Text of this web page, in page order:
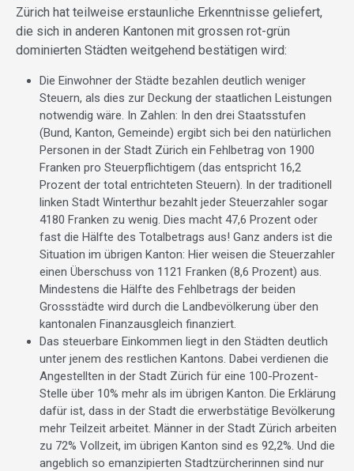
Zürich hat teilweise erstaunliche Erkenntnisse geliefert,
die sich in anderen Kantonen mit grossen rot-grün
dominierten Städten weitgehend bestätigen wird:
Die Einwohner der Städte bezahlen deutlich weniger
Steuern, als dies zur Deckung der staatlichen Leistungen
notwendig wäre. In Zahlen: In den drei Staatsstufen
(Bund, Kanton, Gemeinde) ergibt sich bei den natürlichen
Personen in der Stadt Zürich ein Fehlbetrag von 1900
Franken pro Steuerpflichtigem (das entspricht 16,2
Prozent der total entrichteten Steuern). In der traditionell
linken Stadt Winterthur bezahlt jeder Steuerzahler sogar
4180 Franken zu wenig. Dies macht 47,6 Prozent oder
fast die Hälfte des Totalbetrags aus! Ganz anders ist die
Situation im übrigen Kanton: Hier weisen die Steuerzahler
einen Überschuss von 1121 Franken (8,6 Prozent) aus.
Mindestens die Hälfte des Fehlbetrags der beiden
Grossstädte wird durch die Landbevölkerung über den
kantonalen Finanzausgleich finanziert.
Das steuerbare Einkommen liegt in den Städten deutlich
unter jenem des restlichen Kantons. Dabei verdienen die
Angestellten in der Stadt Zürich für eine 100-Prozent-
Stelle über 10% mehr als im übrigen Kanton. Die Erklärung
dafür ist, dass in der Stadt die erwerbstätige Bevölkerung
mehr Teilzeit arbeitet. Männer in der Stadt Zürich arbeiten
zu 72% Vollzeit, im übrigen Kanton sind es 92,2%. Und die
angeblich so emanzipierten Stadtzürcherinnen sind nur